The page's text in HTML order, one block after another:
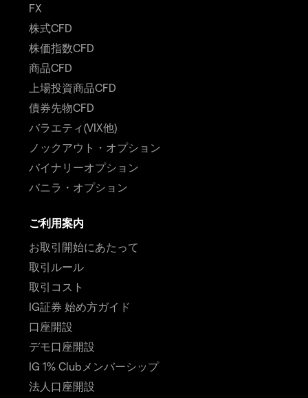
FX
株式CFD
株価指数CFD
商品CFD
上場投資商品CFD
債券先物CFD
バラエティ(VIX他)
ノックアウト・オプション
バイナリーオプション
バニラ・オプション
ご利用案内
お取引開始にあたって
取引ルール
取引コスト
IG証券 始め方ガイド
口座開設
デモ口座開設
IG 1% Clubメンバーシップ
法人口座開設